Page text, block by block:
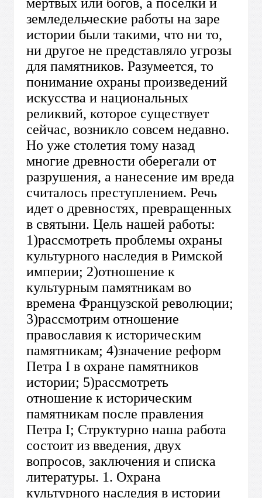
земледельческие работы на заре
истории были такими, что ни то,
ни другое не представляло угрозы
для памятников. Разумеется, то
понимание охраны произве­дений
искусства и национальных
реликвий, которое сущест­вует
сейчас, возникло совсем недавно.
Но уже столетия тому назад
многие древности оберегали от
разрушения, а нанесение им вреда
считалось преступлением. Речь
идет о древностях, превращенных
в святыни. Цель нашей работы:
1)рассмотреть проблемы охраны
культурного наследия в Римской
империи; 2)отношение к
культурным памятникам во
времена Французской революции;
3)рассмотрим отношение
православия к историческим
памятникам; 4)значение реформ
Петра I в охране памятников
истории; 5)рассмотреть
отношение к историческим
памятникам после правления
Петра I; Структурно наша работа
состоит из введения, двух
вопросов, заключения и списка
литературы. 1. Охрана
культурного наследия в истории